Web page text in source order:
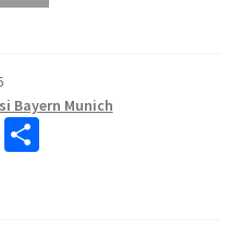
Bayern Munich
S